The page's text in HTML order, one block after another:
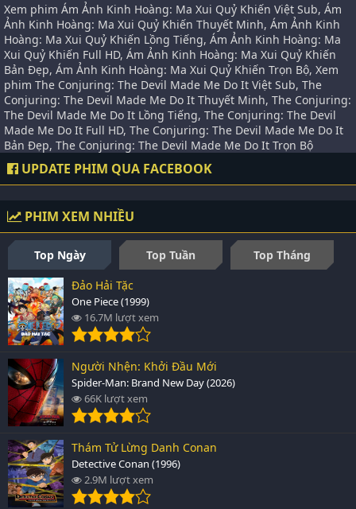
Xem phim Ám Ảnh Kinh Hoàng: Ma Xui Quỷ Khiến Việt Sub, Ám
Ảnh Kinh Hoàng: Ma Xui Quỷ Khiến Thuyết Minh, Ám Ảnh Kinh
Hoàng: Ma Xui Quỷ Khiến Lồng Tiếng, Ám Ảnh Kinh Hoàng: Ma
Xui Quỷ Khiến Full HD, Ám Ảnh Kinh Hoàng: Ma Xui Quỷ Khiến
Bản Đẹp, Ám Ảnh Kinh Hoàng: Ma Xui Quỷ Khiến Trọn Bộ, Xem
phim The Conjuring: The Devil Made Me Do It Việt Sub, The
Conjuring: The Devil Made Me Do It Thuyết Minh, The Conjuring:
The Devil Made Me Do It Lồng Tiếng, The Conjuring: The Devil
Made Me Do It Full HD, The Conjuring: The Devil Made Me Do It
Bản Đẹp, The Conjuring: The Devil Made Me Do It Trọn Bộ
UPDATE PHIM QUA FACEBOOK
PHIM XEM NHIỀU
Top Ngày Top Tuần
Top Tháng
Đảo Hải Tặc
One Piece (1999)
16.7M lượt xem
Người Nhện: Khởi Đầu Mới
Spider-Man: Brand New Day (2026)
66K lượt xem
Thám Tử Lừng Danh Conan
Detective Conan (1996)
2.9M lượt xem